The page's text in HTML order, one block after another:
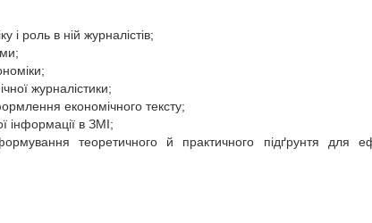
і роль в ній журналістів;
журналістики;
економічного тексту;
інформації в ЗМІ;
теоретичного й практичного підґрунтя для